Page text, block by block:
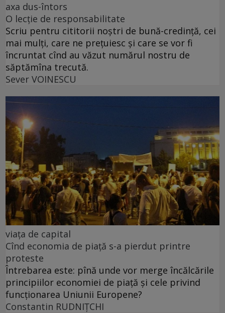
axa dus-întors
O lecție de responsabilitate
Scriu pentru cititorii noștri de bună-credință, cei
mai mulți, care ne prețuiesc și care se vor fi
încruntat cînd au văzut numărul nostru de
săptămîna trecută.
Sever VOINESCU
viața de capital
Cînd economia de piață s-a pierdut printre
proteste
Întrebarea este: pînă unde vor merge încălcările
principiilor economiei de piață și cele privind
funcționarea Uniunii Europene?
Constantin RUDNIŢCHI